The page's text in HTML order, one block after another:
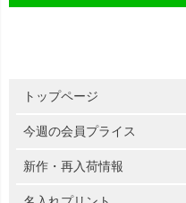
トップページ
今週の会員プライス
新作・再入荷情報